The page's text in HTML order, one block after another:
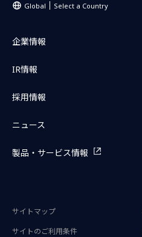
Global Select a Country
企業情報
IR情報
採用情報
ニュース
製品・サービス情報
サイトマップ
サイトのご利用条件